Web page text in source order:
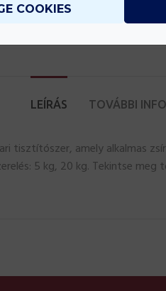
LEÍRÁS TOVÁBBI
tisztítószer, amely alkalmas
5 kg, 20 kg. Tekintse meg
COOKIES